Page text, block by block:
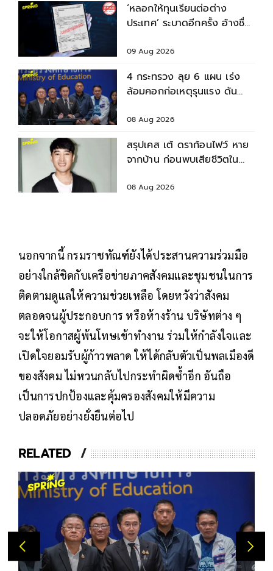
‘หลอกให้ทุนเรียนต่อต่าง
ประเทศ’ ระบาดอีกครั้ง อ้างชื่อ
ล็กเมล
09 Aug 2026
4 กระทรวง ลุย 6 แผน เร่ง
ล้อมคอกก่อเหตุรุนแรง ดัน
ศึกษา
08 Aug 2026
สรุปเคส เต้ ดราก้อนไฟว์ หาย
จากบ้าน ก่อนพบเสียชีวิตใน
08 Aug 2026
นอกจากนี้ กรมราชทัณฑ์ยังได้ประสานความร่วมมือ
อย่างใกล้ชิดกับเครือข่ายภาคสังคมและชุมชนในการ
ติดตามดูแลให้ความช่วยเหลือ โดยหวังว่าสังคม
ตลอดจนผู้ประกอบการ หรือห้างร้าน บริษัทต่าง ๆ
จะให้โอกาสผู้พ้นโทษเข้าทำงาน ร่วมให้กำลังใจและ
เปิดใจยอมรับผู้ก้าวพลาด ให้ได้กลับตัวเป็นพลเมืองดี
ของสังคม ไม่หวนกลับไปกระทำผิดซ้ำอีก อันถือ
เป็นการปกป้องและคุ้มครองสังคมให้มีความ
ปลอดภัยอย่างยั่งยืนต่อไป
RELATED